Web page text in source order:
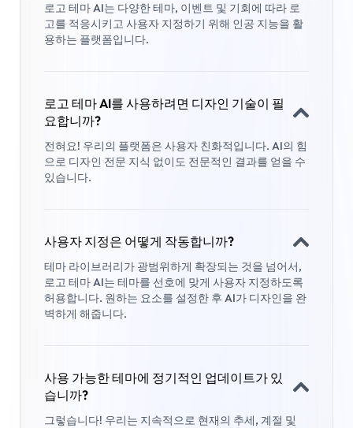
로고 테마 AI는 다양한 테마, 이벤트 및 기회에 따라 로
고를 적응시키고 사용자 지정하기 위해 인공 지능을 활
용하는 플랫폼입니다.
로고 테마 AI를 사용하려면 디자인 기술이 필
요합니까?
전혀요! 우리의 플랫폼은 사용자 친화적입니다. AI의 힘
으로 디자인 전문 지식 없이도 전문적인 결과를 얻을 수
있습니다.
사용자 지정은 어떻게 작동합니까?
테마 라이브러리가 광범위하게 확장되는 것을 넘어서,
로고 테마 AI는 테마를 선호에 맞게 사용자 지정하도록
허용합니다. 원하는 요소를 설정한 후 AI가 디자인을 완
벽하게 해줍니다.
사용 가능한 테마에 정기적인 업데이트가 있
습니까?
그렇습니다! 우리는 지속적으로 현재의 추세, 계절 및